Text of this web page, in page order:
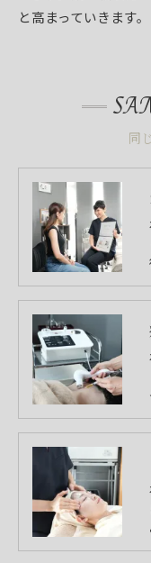
と高まっていきます。
同